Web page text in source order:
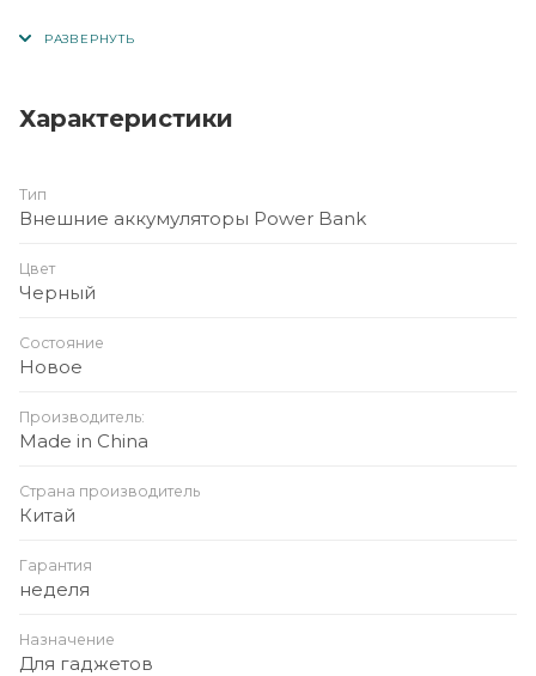
Беспроводная зарядка (индукционная)
Материал корпуса: ABS + PC (огнестойкий),
Размеры: ~105 × 68 × 14 мм; вес ~187 г.
протоколов быстрой зарядки (PD3.0 / QC3.0 /
зависимости от версии) и светодиодный
индикатор уровня заряда.
Характеристики
Тип
Внешние аккумуляторы Power Bank
Цвет
Черный
Состояние
Новое
Производитель:
Made in China
Страна производитель
Китай
Гарантия
неделя
Назначение
Для гаджетов